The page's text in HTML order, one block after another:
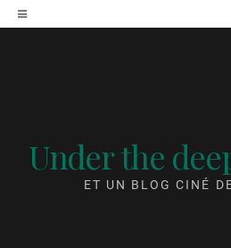
Accéder
au
Under the
ET UN BLOG CINÉ